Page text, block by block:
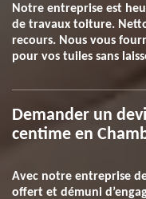
Notre entreprise est
de travaux toiture.
recours. Nous vous
pour vos tuiles sans
Demander un
centime en
Avec notre entreprise
offert et démuni